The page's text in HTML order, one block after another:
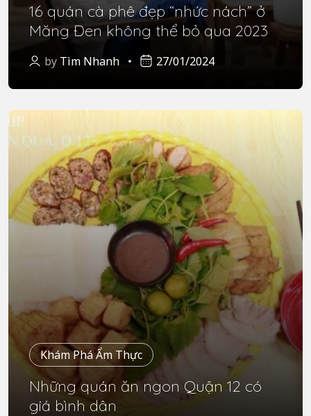
16 quán cà phê đẹp “nhức nách” ở
Măng Đen không thể bỏ qua 2023
by Tìm Nhanh 27/01/2024
Khám Phá Ẩm Thực
Những quán ăn ngon Quận 12 có
giá bình dân